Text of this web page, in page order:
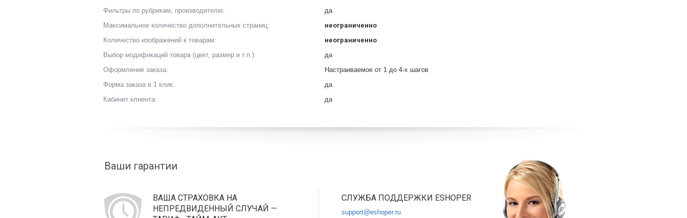
Фильтры по рубрикам, производителю:
да
Максимальное количество дополнительных страниц:
неограниченно
Количество изображений к товарам:
неограниченно
Выбор модификаций товара (цвет, размер и т.п.):
да
Оформление заказа:
Настраиваемое от 1 до 4-х шагов
Форма заказа в 1 клик:
да
Кабинет клиента:
да
Ваши гарантии
ВАША СТРАХОВКА НА
НЕПРЕДВИДЕННЫЙ СЛУЧАЙ —
СЛУЖБА ПОДДЕРЖКИ ESHOPER
support@eshoper.ru